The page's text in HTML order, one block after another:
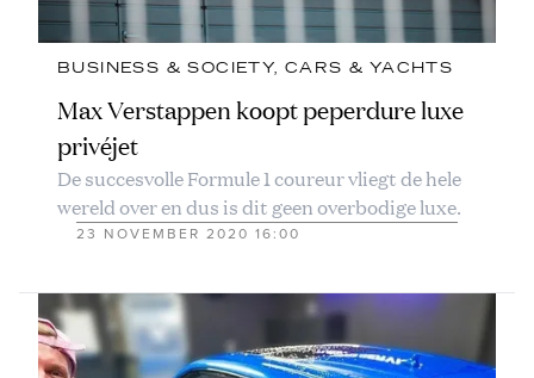
BUSINESS & SOCIETY, CARS & YACHTS
Max Verstappen koopt peperdure luxe
privéjet
De succesvolle Formule 1 coureur vliegt de hele
wereld over en dus is dit geen overbodige luxe.
23 NOVEMBER 2020 16:00